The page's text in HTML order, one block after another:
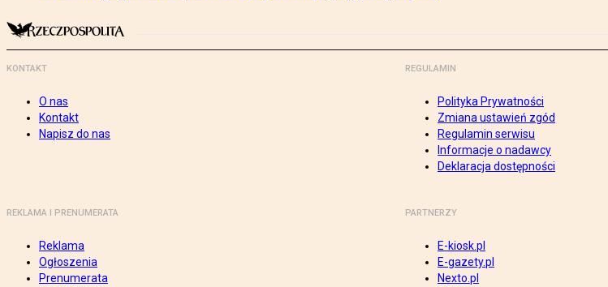
KONTAKT
O nas
Kontakt
Napisz do nas
REGULAMIN
Polityka Prywatności
Zmiana ustawień zgód
Regulamin serwisu
Informacje o nadawcy
Deklaracja dostępności
REKLAMA I PRENUMERATA
Reklama
Ogłoszenia
Prenumerata
PARTNERZY
E-kiosk.pl
E-gazety.pl
Nexto.pl